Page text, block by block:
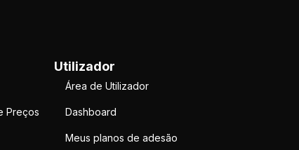
Preços
Utilizador
Área de Utilizador
Dashboard
Meus planos de adesão